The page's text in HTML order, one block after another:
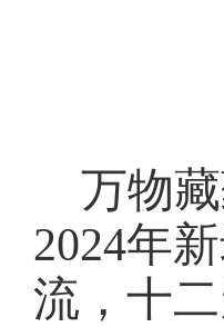
万物
2024年
流，十